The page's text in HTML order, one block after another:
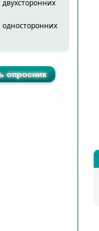
односторонних
опросник